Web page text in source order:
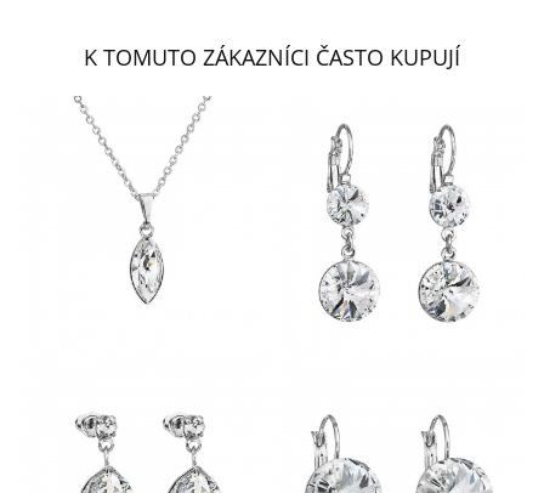
K TOMUTO ZÁKAZNÍCI ČASTO KUPUJÍ